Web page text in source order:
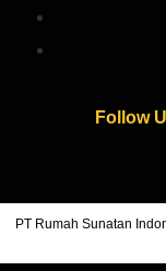
Follow
PT Rumah Sunatan